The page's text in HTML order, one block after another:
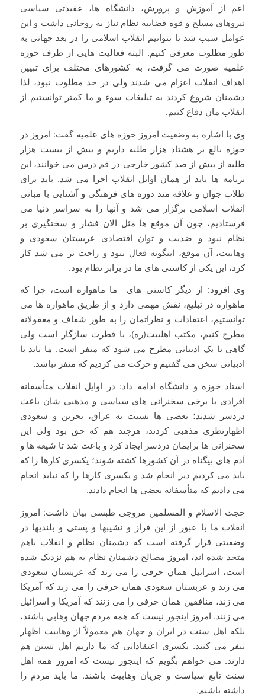
اعم از آموزش و پرورش، دانشگاه ها، عقیدتی سیاسی
نیروهای مسلح و قوه قضاییه نظام نیاز به روحانی داشت و این
عوامل سبب شد تا نتوانیم انقلاب اسلامی را در بعد جهانی به
طور مطلوب معرفی کنیم. البته فعالیت هایی از طرف حوزه
علمیه صورت می گرفت، به کشورهای مختلف برای تبیین
اهداف انقلاب اعزام می شدند ولی در حد مطلوب نبود، لذا
دشمنان شروع کردند به تبلیغات سوء و ما کمتر توانستیم از
انقلاب مان دفاع کنیم.
وی با اشاره به وضعیت امروز حوزه های علمیه گفت: امروز در
حوزه بالغ بر هشتاد هزار طلبه داریم و بیش از بیست هزار
طلبه از بیش از صد کشور خارجی در قم درس می خوانند، این
برنامه ها باید از همان اوایل انقلاب اجرا می شد. باید برای
طلاب جوان و علاقه مند دوره های فرهنگی و آشنایی با مبانی
انقلاب اسلامی برگزار می شد و آنها را به سراسر دنیا می
فرستادیم، چون آن موقع ها مثل الان فشار و سختگیری بر
نظام نبود و ضدیت و توان اقتصادی عربستان سعودی و
وهابیت، آن موقع، اینگونه فعال نبود و راحت تر می شد کار
کرد، این یکی از کاستی های ما در برابر نظام بود.
وی افزود: از دیگر کاستی های ما ماهواره است، چرا که
ماهواره در تبلیغ، نقش مهمی دارد و از طریق ماهواره ها می
توانستیم، اعتقادات و نظراتمان را به طور شفاف و معقولانه
مطرح کنیم، مکتب اهلبیت(ره)، با فطرت سازگار است ولی
گاهی با یک ادبیاتی مطرح می شود که منفر است. ما باید با
ادبیاتی سخن می گفتیم و حرکت می کردیم که منفر نباشد.
استاد حوزه و دانشگاه ادامه داد: در اوایل انقلاب متأسفانه
افرادی با برخی سخنرانی های سیاسی و مذهبی شان باعث
دردسر شدند؛ بعضی ها نسبت به عراق، بحرین و سعودی
اظهارنظری مذهبی کردند، هرچند هم که حق بود ولی این
سخنرانی ها برایمان دردسر ایجاد کرد و باعث شد تا شیعه ها و
آدم های بیگناه در آن کشورها کشته شوند؛ یکسری کارها را که
باید می کردیم دیر انجام شد و یکسری کارها را که نباید انجام
می دادیم که متأسفانه بعضی ها انجام دادند.
حجت الاسلام و المسلمین مروجی طبسی بیان داشت: امروز
انقلاب ما با عبور از این فراز و نشیبها و پستی و بلندیها در
وضعیتی قرار گرفته است که دشمنان نظام و انقلاب باهم
متحد شده اند، امروز مصالح دشمنان نظام به هم نزدیک شده
است، اسرائیل همان حرفی را می زند که عربستان سعودی
می زند و عربستان سعودی همان حرفی را می زند که آمریکا
می زند، منافقین همان حرفی را می زنند که آمریکا و اسرائیل
می زنند. امروز اینجور نیست که همه مردم جهان وهابی باشند،
بلکه اهل سنت در ایران و جهان هم معمولاً از وهابیت اظهار
تنفر می کنند. یکسری اعتقاداتی که ما داریم اهل تسنن هم
دارند. می خواهم بگویم که اینجور نیست که امروز همه اهل
سنت تابع سیاست و جریان وهابیت باشند. ما باید مردم را
داشته باشیم.